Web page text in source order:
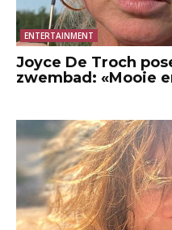
ENTERTAINMENT
Joyce De Troch
zwembad: «Mooie